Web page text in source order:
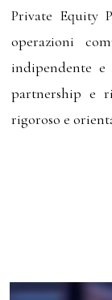
Private Equity
operazioni
indipendente e
partnership e
rigoroso e